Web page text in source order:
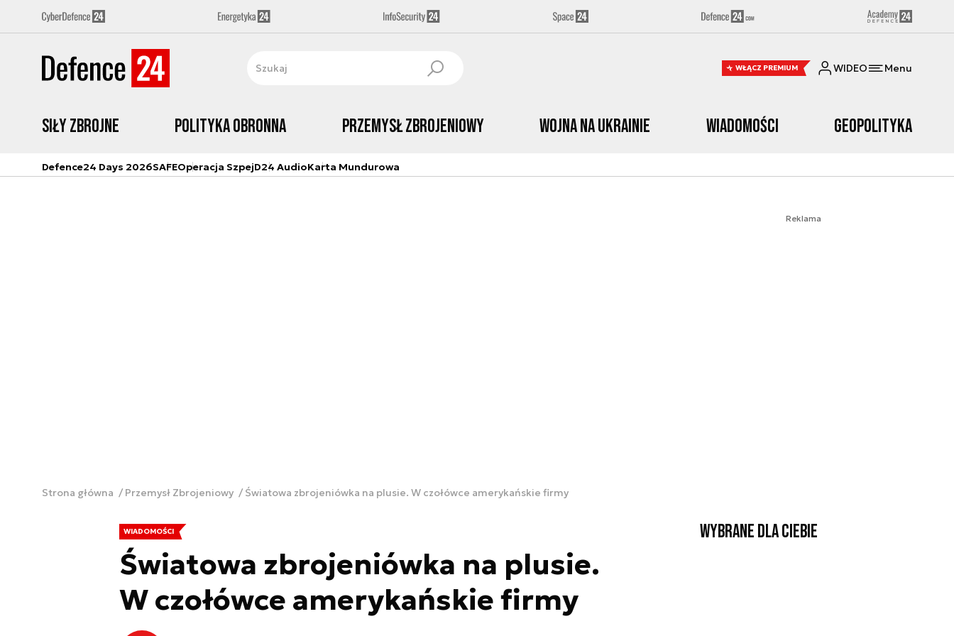
WŁĄCZ PREMIUM WIDEO Menu
Siły zbrojne Polityka obronna Przemysł Zbrojeniowy Wojna na Ukrainie Wiadomości Geopolityka
Defence24 Days 2026SAFEOperacja SzpejD24 AudioKarta Mundurowa
Reklama
Strona główna Przemysł Zbrojeniowy Światowa zbrojeniówka na plusie. W czołówce amerykańskie firmy
WIADOMOŚCI
Światowa zbrojeniówka na plusie.
W czołówce amerykańskie firmy
Wybrane dla Ciebie